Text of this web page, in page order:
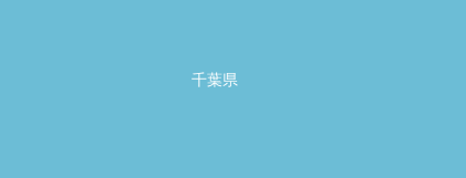
千葉県